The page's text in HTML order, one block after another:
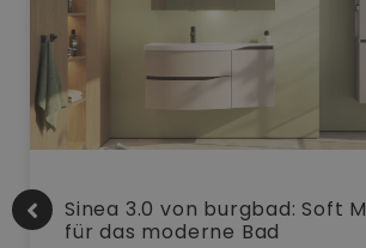
Sinea 3.0 von burgbad: Soft
für das moderne Bad